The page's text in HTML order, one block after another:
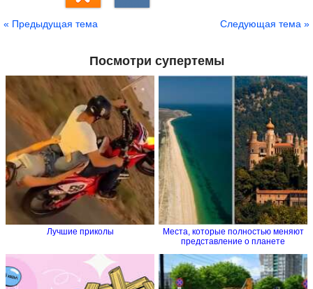
« Предыдущая тема Следующая тема »
Посмотри супертемы
Лучшие приколы
Места, которые полностью меняют
представление о планете